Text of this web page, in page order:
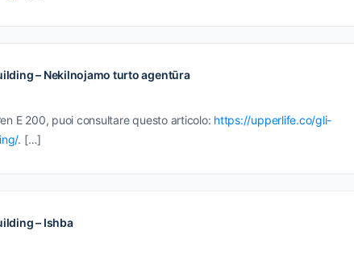
– Nekilnojamo turto agentūra
E 200, puoi consultare questo articolo: https://upperlife.co/gli-
. […]
– Ishba